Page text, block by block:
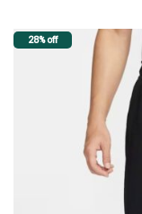
28% off